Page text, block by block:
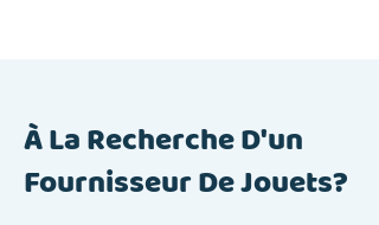
À La Recherche D'un
Fournisseur De Jouets?